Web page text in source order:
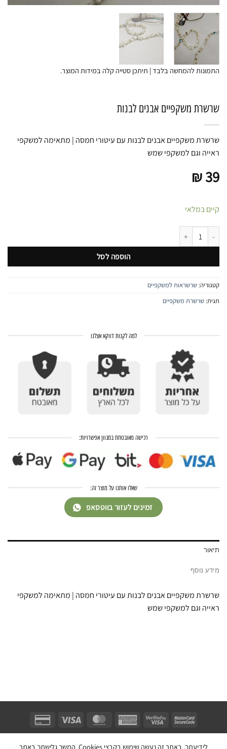
התמונות להמחשה בלבד | תיתכן סטייה קלה במידות המוצר.
שרשרת משקפיים אבנים לבנות
שרשרת משקפיים אבנים לבנות עם עיטורי חמסה | מתאימה למשקפי
ראייה וגם למשקפי שמש
₪39
קיים במלאי
כמות של שרשרת משקפיים אבנים לבנות
הוספה לסל
קטגוריה: שרשראות למשקפיים
תגית: שרשרת משקפיים
למה לקנות דווקא אצלנו
רכישה מאובטחת במגוון אפשרויות:
שאלו אותנו על מוצר זה:
זמינים לעזור בווטסאפ
תיאור
מידע נוסף
שרשרת משקפיים אבנים לבנות עם עיטורי חמסה | מתאימה למשקפי
ראייה וגם למשקפי שמש
לידיעתך, באתר זה נעשה שימוש בקבצי Cookies, המשך גלישתך באתר